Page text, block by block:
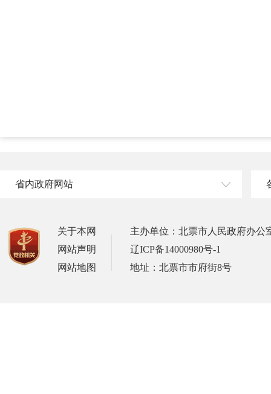
省内政府网站
关于本网
网站声明
网站地图
主办单位：北票市人民政府办公
辽ICP备14000980号-1
地址：北票市市府街8号